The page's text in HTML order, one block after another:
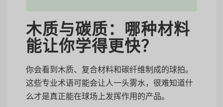
木质与碳质：哪种材料
能让你学得更快？
你会看到木质、复合材料和碳纤维制成的球拍。
这些专业术语可能会让人一头雾水，很难知道什
么才是真正能在球场上发挥作用的产品。